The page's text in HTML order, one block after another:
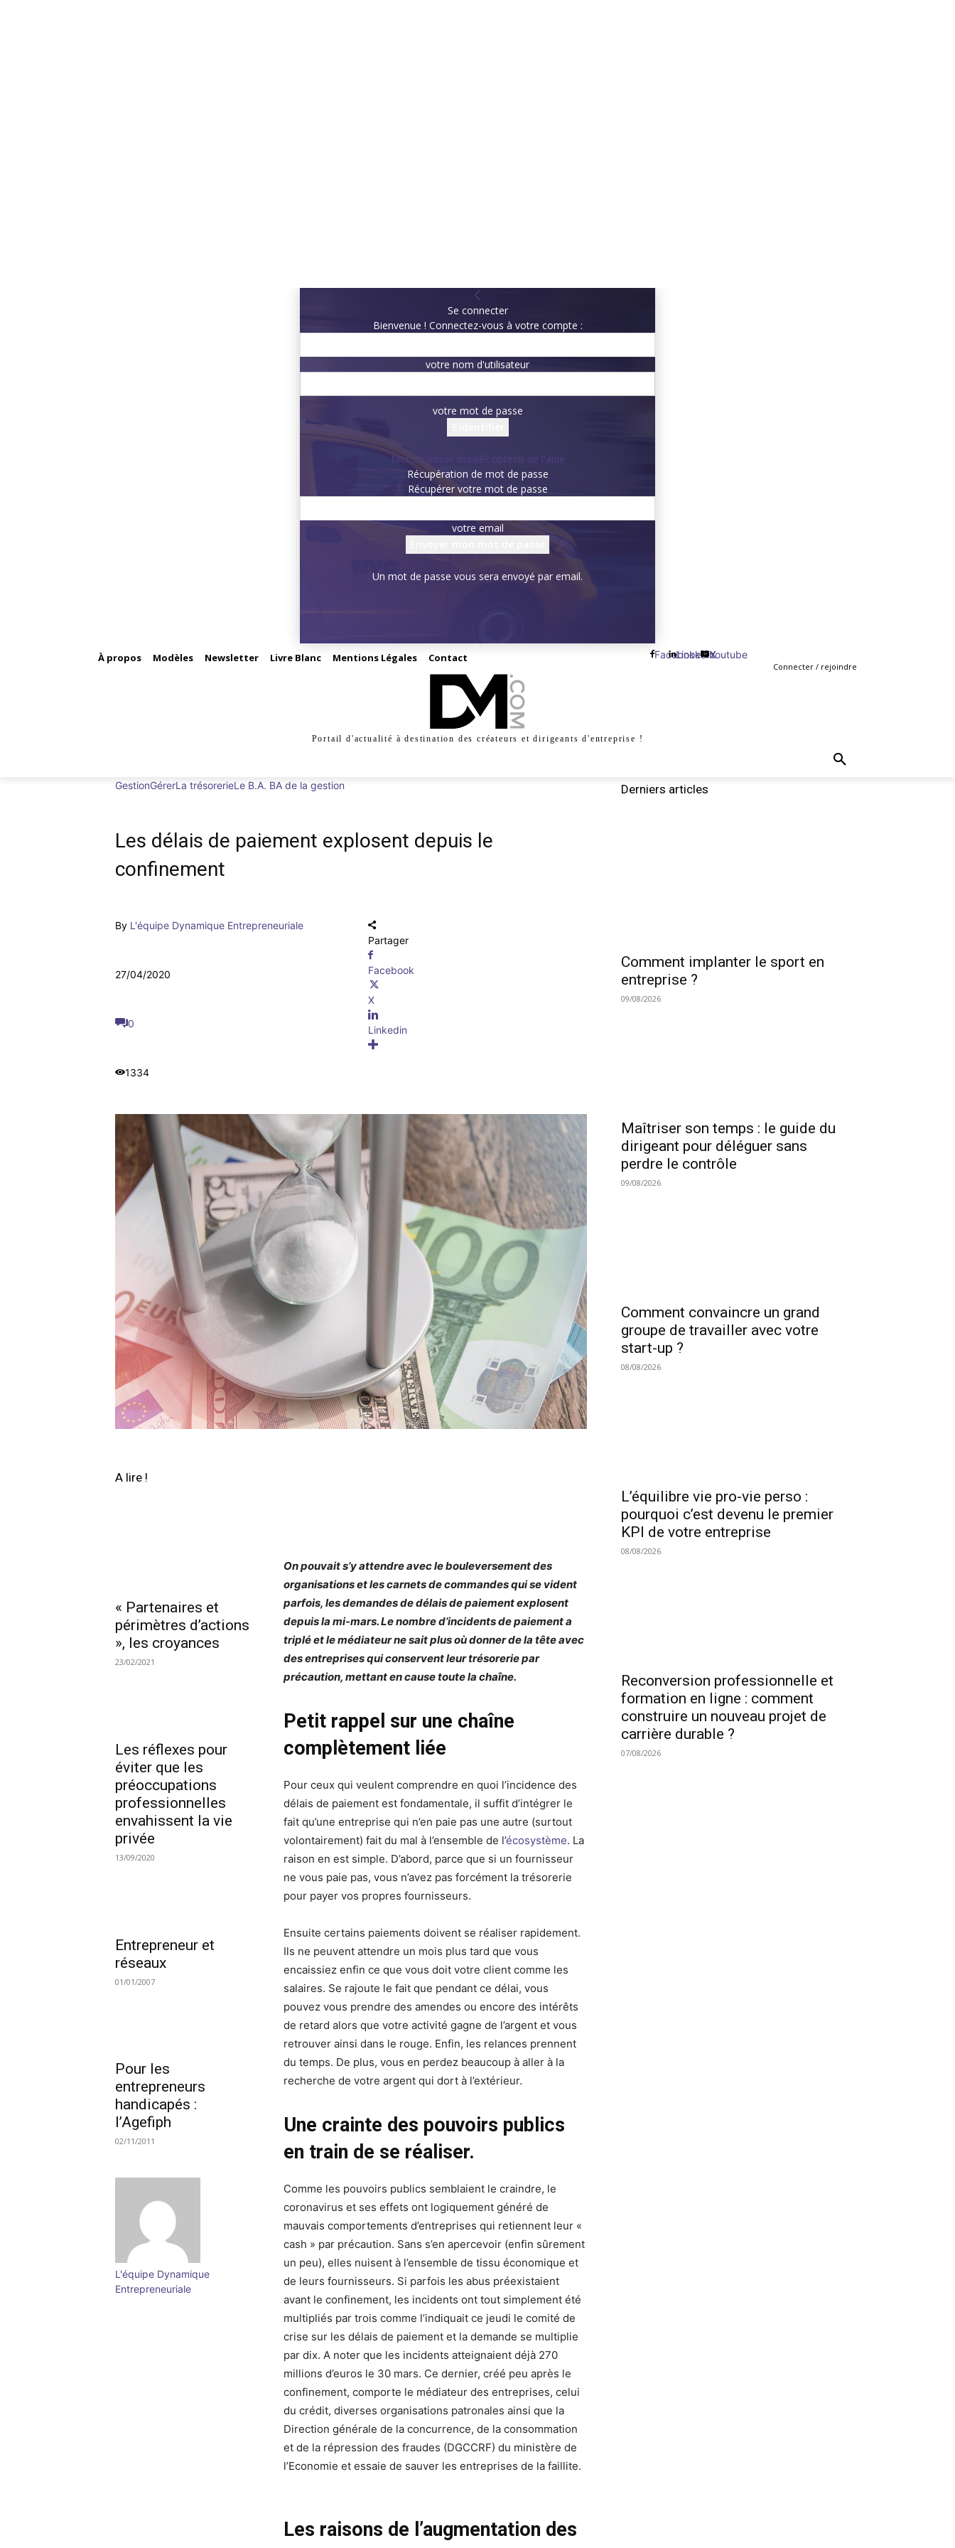
Se connecter
Bienvenue ! Connectez-vous à votre compte :
votre nom d'utilisateur
votre mot de passe
Mot de passe oublié? obtenir de l'aide
Récupération de mot de passe
Récupérer votre mot de passe
votre email
Un mot de passe vous sera envoyé par email.
À propos Modèles Newsletter Livre Blanc Mentions Légales Contact Facebook
Linkedin
X
Youtube
Connecter / rejoindre
Portail d'actualité à destination des créateurs et dirigeants d'entreprise !
GestionGérerLa trésorerieLe B.A. BA de la gestion
Les délais de paiement explosent depuis le
confinement
By L'équipe Dynamique Entrepreneuriale
27/04/2020
0
1334
Partager
Facebook
X
Linkedin
A lire !
« Partenaires et
périmètres d’actions
», les croyances
23/02/2021
Les réflexes pour
éviter que les
préoccupations
professionnelles
envahissent la vie
privée
13/09/2020
Entrepreneur et
réseaux
01/01/2007
Pour les
entrepreneurs
handicapés :
l’Agefiph
02/11/2011
L'équipe Dynamique
Entrepreneuriale
On pouvait s’y attendreavec le bouleversement des
organisations et les carnets de commandes qui se vident
parfois, les demandes de délais de paiement explosent
depuis la mi-mars. Le nombre d’incidents de paiement a
triplé et le médiateur ne sait plus où donner de la tête avec
des entreprises qui conservent leur trésorerie par
précaution, mettant en cause toute lachaîne.
Petit rappel sur une chaîne
complètement liée
Pour ceux qui veulent comprendre en quoi l’incidence des
délais de paiement est fondamentale, il suffit d’intégrer le
fait qu’une entreprise qui n’en paie pas une autre (surtout
volontairement) fait du mal à l’ensemble de l’écosystème. La
raison en est simple. D’abord, parce que si un fournisseur
ne vous paie pas, vous n’avez pas forcément la trésorerie
pour payer vos propres fournisseurs.
Ensuite certains paiements doivent se réaliser rapidement.
Ils ne peuvent attendre un mois plus tard que vous
encaissiez enfin ce que vous doit votre client comme les
salaires. Se rajoute le fait que pendant ce délai, vous
pouvez vous prendre des amendes ou encore des intérêts
de retard alors que votre activité gagne de l’argent et vous
retrouver ainsi dans le rouge. Enfin, les relances prennent
du temps. De plus, vous en perdez beaucoup à aller à la
recherche de votre argent qui dort à l’extérieur.
Une crainte des pouvoirs publics
en train de se réaliser.
Comme les pouvoirs publics semblaient le craindre, le
coronavirus et ses effets ont logiquement généré de
mauvais comportements d’entreprises qui retiennent leur «
cash » par précaution. Sans s’en apercevoir (enfin sûrement
un peu), elles nuisent à l’ensemble de tissu économique et
de leurs fournisseurs. Si parfois les abus préexistaient
avant le confinement, les incidents ont tout simplement été
multipliés par trois comme l’indiquait ce jeudi le comité de
crise sur les délais de paiement et la demande se multiplie
par dix. A noter que les incidents atteignaient déjà 270
millions d’euros le 30 mars. Ce dernier, créé peu après le
confinement, comporte le médiateur des entreprises, celui
du crédit, diverses organisations patronales ainsi que la
Direction générale de la concurrence, de la consommation
et de la répression des fraudes (DGCCRF) du ministère de
l’Economie et essaie de sauver les entreprises de la faillite.
Les raisons de l’augmentation des
Derniers articles
Comment implanter le sport en
entreprise ?
09/08/2026
Maîtriser son temps : le guide du
dirigeant pour déléguer sans
perdre le contrôle
09/08/2026
Comment convaincre un grand
groupe de travailler avec votre
start-up ?
08/08/2026
L’équilibre vie pro-vie perso :
pourquoi c’est devenu le premier
KPI de votre entreprise
08/08/2026
Reconversion professionnelle et
formation en ligne : comment
construire un nouveau projet de
carrière durable ?
07/08/2026